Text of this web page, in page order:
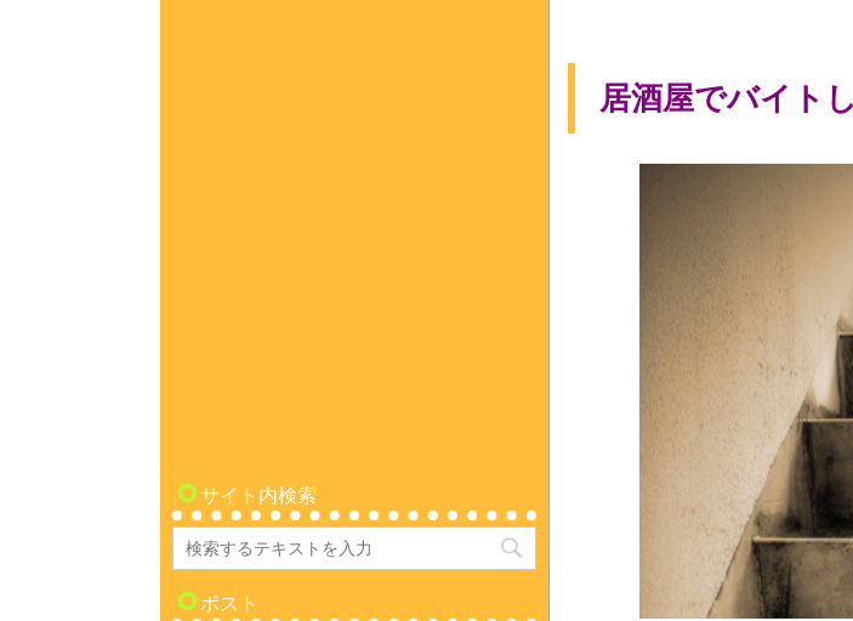
居酒屋でバイト
サイト内検索
ポスト